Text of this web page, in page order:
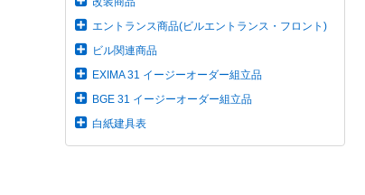
エントランス商品(ビルエントランス・フロント)
ビル関連商品
EXIMA 31 イージーオーダー組立品
BGE 31 イージーオーダー組立品
白紙建具表